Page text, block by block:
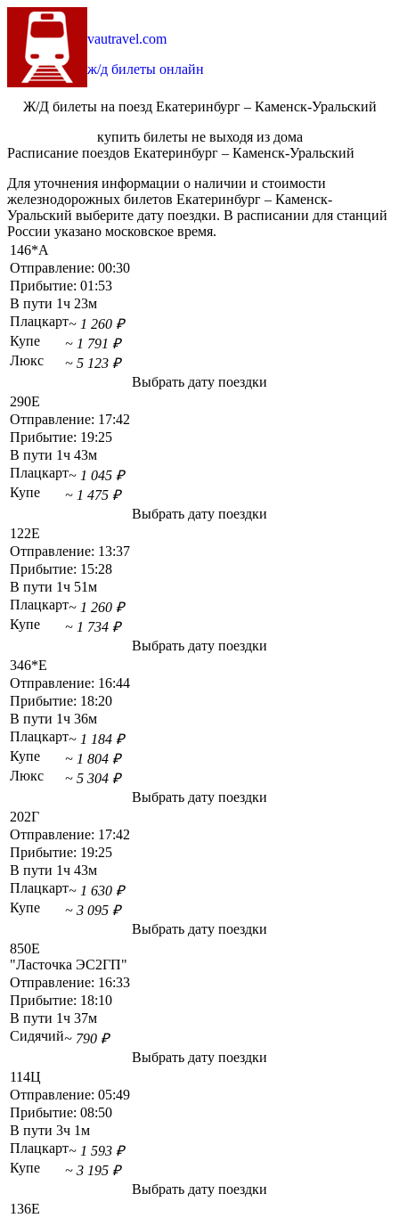
vautravel.com
ж/д билеты онлайн
Ж/Д билеты на поезд Екатеринбург – Каменск-Уральский
купить билеты не выходя из дома
Расписание поездов Екатеринбург – Каменск-Уральский
Для уточнения информации о наличии и стоимости
железнодорожных билетов Екатеринбург – Каменск-
Уральский выберите дату поездки. В расписании для станций
России указано московское время.
146*А
Отправление: 00:30
Прибытие: 01:53
В пути 1ч 23м
Плацкарт~ 1 260 ₽
Купе
~ 1 791 ₽
Люкс
~ 5 123 ₽
Выбрать дату поездки
290Е
Отправление: 17:42
Прибытие: 19:25
В пути 1ч 43м
Плацкарт~ 1 045 ₽
Купе
~ 1 475 ₽
Выбрать дату поездки
122Е
Отправление: 13:37
Прибытие: 15:28
В пути 1ч 51м
Плацкарт~ 1 260 ₽
Купе
~ 1 734 ₽
Выбрать дату поездки
346*Е
Отправление: 16:44
Прибытие: 18:20
В пути 1ч 36м
Плацкарт~ 1 184 ₽
Купе
~ 1 804 ₽
Люкс
~ 5 304 ₽
Выбрать дату поездки
202Г
Отправление: 17:42
Прибытие: 19:25
В пути 1ч 43м
Плацкарт~ 1 630 ₽
Купе
~ 3 095 ₽
Выбрать дату поездки
850Е
"Ласточка ЭС2ГП"
Отправление: 16:33
Прибытие: 18:10
В пути 1ч 37м
Сидячий~ 790 ₽
Выбрать дату поездки
114Ц
Отправление: 05:49
Прибытие: 08:50
В пути 3ч 1м
Плацкарт~ 1 593 ₽
Купе
~ 3 195 ₽
Выбрать дату поездки
136Е